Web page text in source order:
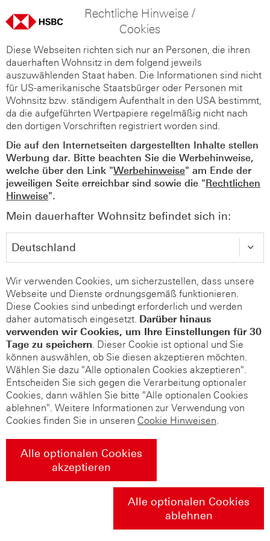
Rechtliche Hinweise /
Cookies
Diese Webseiten richten sich nur an Personen, die ihren
dauerhaften Wohnsitz in dem folgend jeweils
auszuwählenden Staat haben. Die Informationen sind nicht
für US-amerikanische Staatsbürger oder Personen mit
Wohnsitz bzw. ständigem Aufenthalt in den USA bestimmt,
da die aufgeführten Wertpapiere regelmäßig nicht nach
den dortigen Vorschriften registriert worden sind.
Die auf den Internetseiten dargestellten Inhalte stellen
Werbung dar. Bitte beachten Sie die Werbehinweise,
welche über den Link "Werbehinweise" am Ende der
jeweiligen Seite erreichbar sind sowie die "Rechtlichen
Hinweise".
Mein dauerhafter Wohnsitz befindet sich in:
Wir verwenden Cookies, um sicherzustellen, dass unsere
Webseite und Dienste ordnungsgemäß funktionieren.
Diese Cookies sind unbedingt erforderlich und werden
daher automatisch eingesetzt. Darüber hinaus
verwenden wir Cookies, um Ihre Einstellungen für 30
Tage zu speichern. Dieser Cookie ist optional und Sie
können auswählen, ob Sie diesen akzeptieren möchten.
Wählen Sie dazu "Alle optionalen Cookies akzeptieren".
Entscheiden Sie sich gegen die Verarbeitung optionaler
Cookies, dann wählen Sie bitte "Alle optionalen Cookies
ablehnen". Weitere Informationen zur Verwendung von
Cookies finden Sie in unseren Cookie Hinweisen.
Alle optionalen Cookies
akzeptieren
Alle optionalen Cookies
ablehnen